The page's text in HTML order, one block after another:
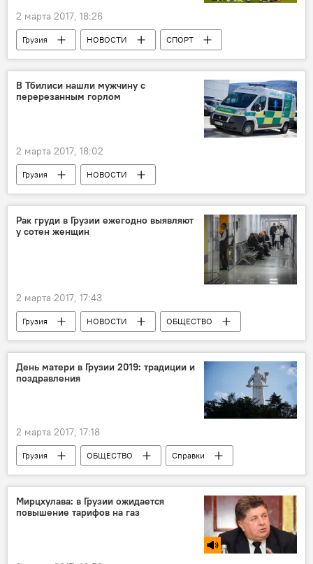
2 марта 2017, 18:26
Грузия НОВОСТИ
СПОРТ
Соломон Квирквелия
клуб ""Локомотив"
Кубок России
В Тбилиси нашли мужчину с
перерезанным горлом
2 марта 2017, 18:02
Грузия
НОВОСТИ
ПРОИСШЕСТВИЯ
Рак груди в Грузии ежегодно выявляют
у сотен женщин
2 марта 2017, 17:43
Грузия НОВОСТИ
ОБЩЕСТВО
Ана Мазанишвили
Министерство здравоохранения Грузии
Европа Дона Грузия
День матери в Грузии 2019: традиции и
поздравления
2 марта 2017, 17:18
Грузия ОБЩЕСТВО Справки
Мирцхулава: в Грузии ожидается
повышение тарифов на газ